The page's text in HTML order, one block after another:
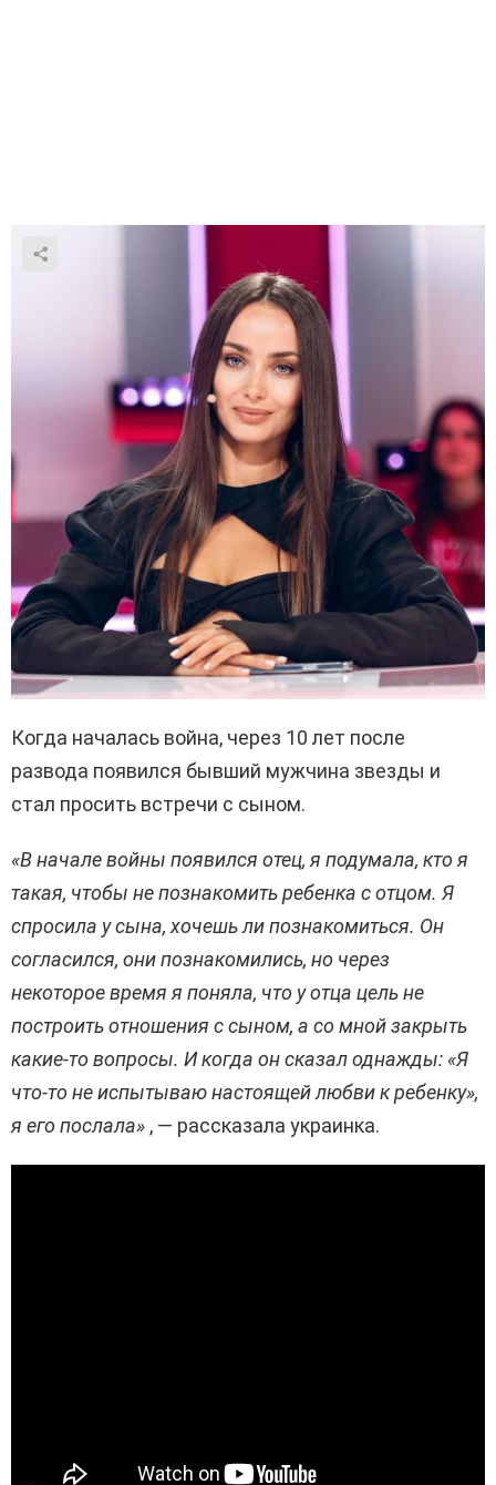
Когда началась война, через 10 лет после
развода появился бывший мужчина звезды и
стал просить встречи с сыном.
«В начале войны появился отец, я подумала, кто я
такая, чтобы не познакомить ребенка с отцом. Я
спросила у сына, хочешь ли познакомиться. Он
согласился, они познакомились, но через
некоторое время я поняла, что у отца цель не
построить отношения с сыном, а со мной закрыть
какие-то вопросы. И когда он сказал однажды: «Я
что-то не испытываю настоящей любви к ребенку»,
я его послала» , — рассказала украинка.